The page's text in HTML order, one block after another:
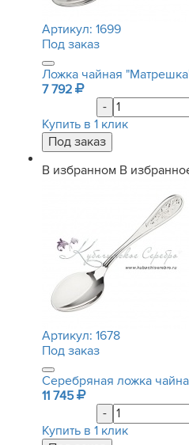
Артикул: 1699
Под заказ
Ложка чайная
7 792
-
Купить в 1 клик
В избранном В
Артикул: 1678
Под заказ
Серебряная ложка
11 745
-
Купить в 1 клик